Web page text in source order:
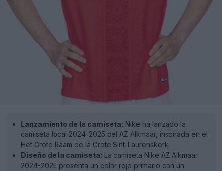
Lanzamiento de la camiseta: Nike ha lanzado la
camiseta local 2024-2025 del AZ Alkmaar, inspirada en el
Het Grote Raam de la Grote Sint-Laurenskerk.
Diseño de la camiseta: La camiseta Nike AZ Alkmaar
2024-2025 presenta un color rojo primario con un